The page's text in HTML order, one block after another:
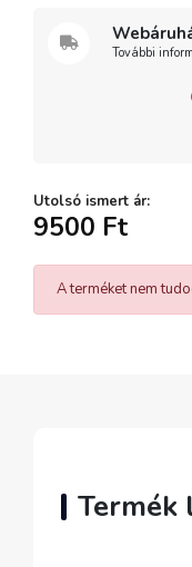
További
Utolsó ismert ár:
9500 Ft
A terméket nem
Termék